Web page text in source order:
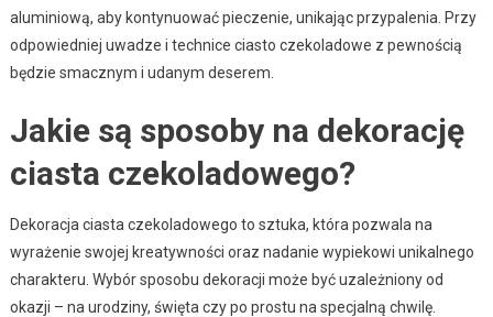
aluminiową, aby kontynuować pieczenie, unikając przypalenia. Przy
odpowiedniej uwadze i technice ciasto czekoladowe z pewnością
będzie smacznym i udanym deserem.
Jakie są sposoby na dekorację
ciasta czekoladowego?
Dekoracja ciasta czekoladowego to sztuka, która pozwala na
wyrażenie swojej kreatywności oraz nadanie wypiekowi unikalnego
charakteru. Wybór sposobu dekoracji może być uzależniony od
okazji – na urodziny, święta czy po prostu na specjalną chwilę.